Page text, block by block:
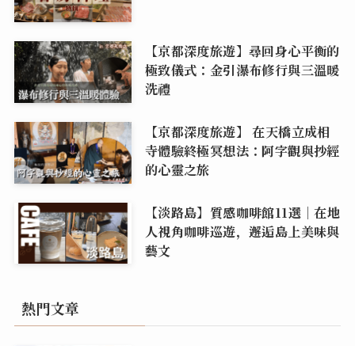
【京都深度旅遊】尋回身心平衡的
極致儀式：金引瀑布修行與三溫暖
洗禮
【京都深度旅遊】 在天橋立成相
寺體驗終極冥想法：阿字觀與抄經
的心靈之旅
【淡路島】質感咖啡館11選｜在地
人視角咖啡巡遊，邂逅島上美味與
藝文
熱門文章